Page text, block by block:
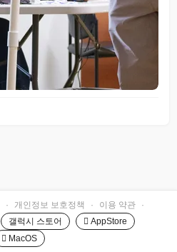
· 개인정보 보호정책 · 이용 약관
·
갤럭시 스토어
 AppStore
 MacOS